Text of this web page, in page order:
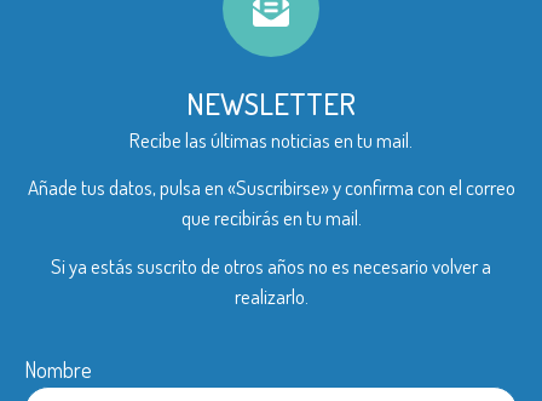
NEWSLETTER
Recibe las últimas noticias en tu mail.
Añade tus datos, pulsa en «Suscribirse» y confirma con el correo
que recibirás en tu mail.
Si ya estás suscrito de otros años no es necesario volver a
realizarlo.
Nombre